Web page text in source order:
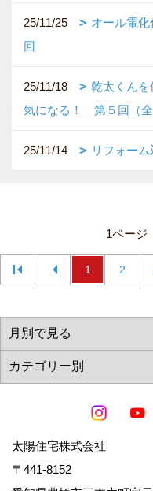
25/11/25
オール電
回
25/11/18
乾太くんを
気になる！ 第５回（全
25/11/14 リフォー
1ページ
1 2
太陽住宅株式会社
〒441-8152